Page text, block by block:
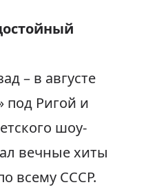
– в августе
под Ригой и
шоу-
вечные хиты
всему СССР.